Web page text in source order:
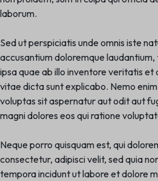
laborum.
Sed ut perspiciatis unde omnis iste
accusantium doloremque
ipsa quae ab illo inventore veritatis
vitae dicta sunt explicabo. Nemo
voluptas sit aspernatur aut odit aut
magni dolores eos qui ratione
Neque porro quisquam est, qui
consectetur, adipisci velit, sed quia
tempora incidunt ut labore et dolore